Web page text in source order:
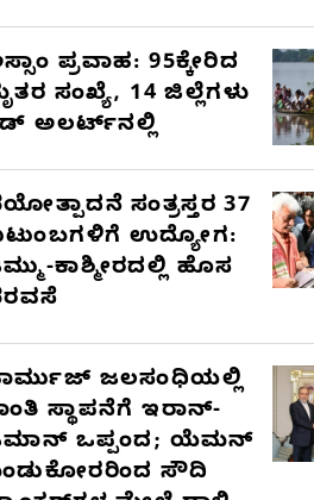
ಪ್ರವಾಹ: 95ಕ್ಕೇರಿದ
ಸಂಖ್ಯೆ, 14 ಜಿಲ್ಲೆಗಳು
ಅಲರ್ಟ್‌ನಲ್ಲಿ
ಸಂತ್ರಸ್ತರ 37
ಉದ್ಯೋಗ:
ಕಾಶ್ಮೀರದಲ್ಲಿ ಹೊಸ
ಜಲಸಂಧಿಯಲ್ಲಿ
ಸ್ಥಾಪನೆಗೆ ಇರಾನ್-
ಒಪ್ಪಂದ; ಯೆಮನ್
ಸೌದಿ